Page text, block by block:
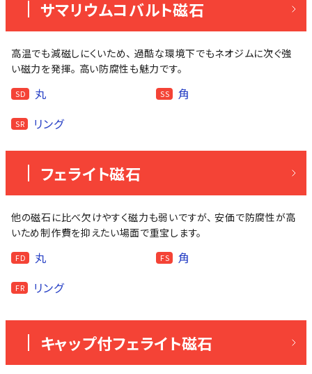
サマリウムコバルト磁石
高温でも減磁しにくいため、 過酷な環境下でもネオジムに次ぐ強
い磁力を発揮。 高い防腐性も魅力です。
SD 丸 SS 角
SR リング
フェライト磁石
他の磁石に比べ欠けやすく磁力も弱いですが、 安価で防腐性が高
いため制作費を抑えたい場面で重宝します。
FD 丸 FS 角
FR リング
キャップ付フェライト磁石